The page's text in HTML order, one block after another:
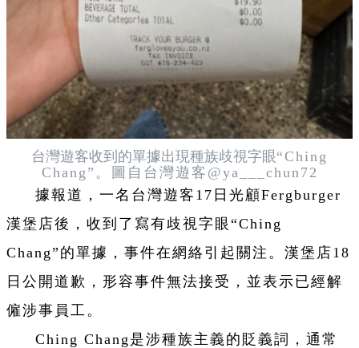
台灣遊客收到的單據出現種族歧視字眼“Ching
Chang”。圖自台灣遊客@ya___chun72
據報道，一名台灣遊客17日光顧Fergburger
漢堡店後，收到了寫有歧視字眼“Ching
Chang”的單據，事件在網絡引起關注。漢堡店18
日公開道歉，形容事件無法接受，並表示已經解
僱涉事員工。
Ching Chang是涉種族主義的貶義詞，通常